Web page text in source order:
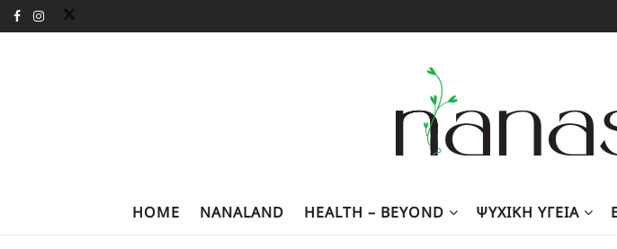
HOME NANALAND HEALTH – BEYOND ΨΥΧΙΚΉ ΥΓΕΊΑ